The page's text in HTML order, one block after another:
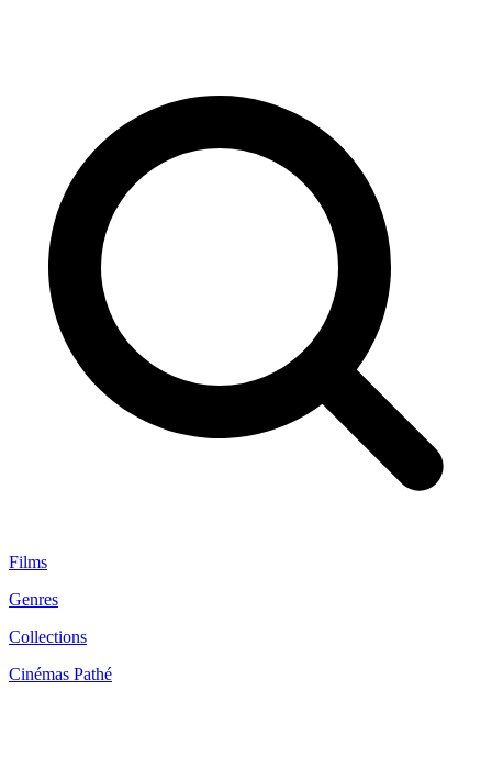
Films
Genres
Collections
Cinémas Pathé